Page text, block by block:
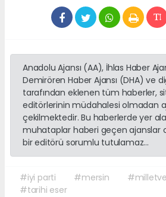
Anadolu Ajansı (AA), İhlas Haber
Demirören Haber Ajansı (DHA) ve
tarafından eklenen tüm haberler,
editörlerinin müdahalesi olmadan
çekilmektedir. Bu haberlerde yer
muhataplar haberi geçen ajanslar
bir editörü sorumlu tutulamaz...
#iyi parti #mersin
#tarihi eser